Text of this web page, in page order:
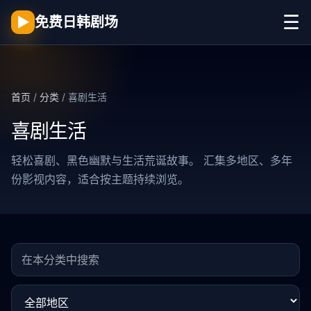
▶ 免费日韩剧场 ☰
首页 / 分类 / 喜剧生活
喜剧生活
轻松喜剧、黑色幽默与生活荒诞故事。 汇集多地区、多年
份影视内容，适合按主题持续浏览。